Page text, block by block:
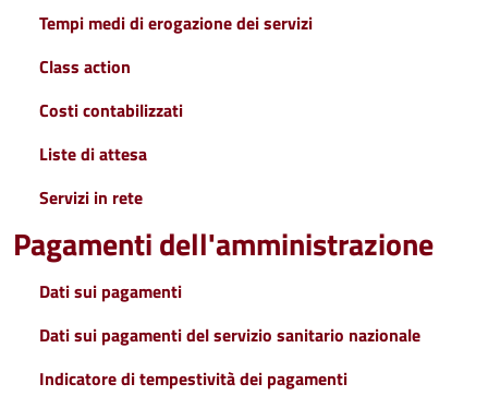
Tempi medi di erogazione dei servizi
Class action
Costi contabilizzati
Liste di attesa
Servizi in rete
Pagamenti dell'amministrazione
Dati sui pagamenti
Dati sui pagamenti del servizio sanitario nazionale
Indicatore di tempestività dei pagamenti